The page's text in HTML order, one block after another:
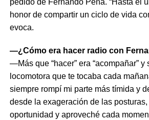
pedido de Fernando Peña. “Hasta el
honor de compartir un ciclo de vida
evoca.
—¿Cómo era hacer radio con
—Más que “hacer” era “acompañar” y
locomotora que te tocaba cada
siempre rompí mi parte más tímida y
desde la exageración de las
oportunidad y aproveché cada